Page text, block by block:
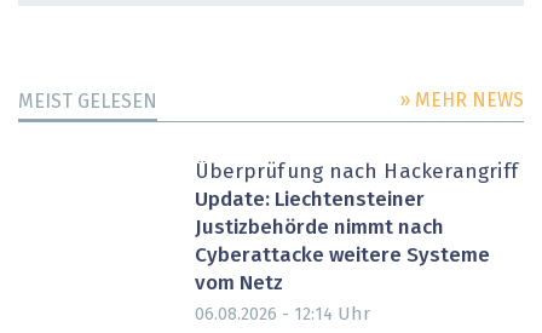
MEIST GELESEN » MEHR NEWS
Überprüfung nach Hackerangriff
Update: Liechtensteiner
Justizbehörde nimmt nach
Cyberattacke weitere Systeme
vom Netz
06.08.2026 - 12:14 Uhr